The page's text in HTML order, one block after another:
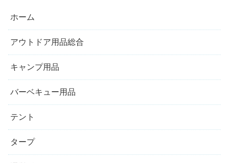
ホーム
アウトドア用品総合
キャンプ用品
バーベキュー用品
テント
タープ